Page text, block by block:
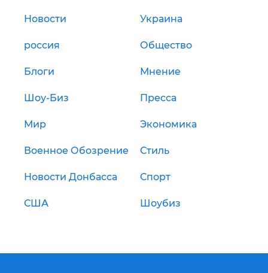
Новости Украина
россия Общество
Блоги Мнение
Шоу-Биз Пресса
Мир Экономика
Военное Обозрение Стиль
Новости Донбасса Спорт
США Шоубиз